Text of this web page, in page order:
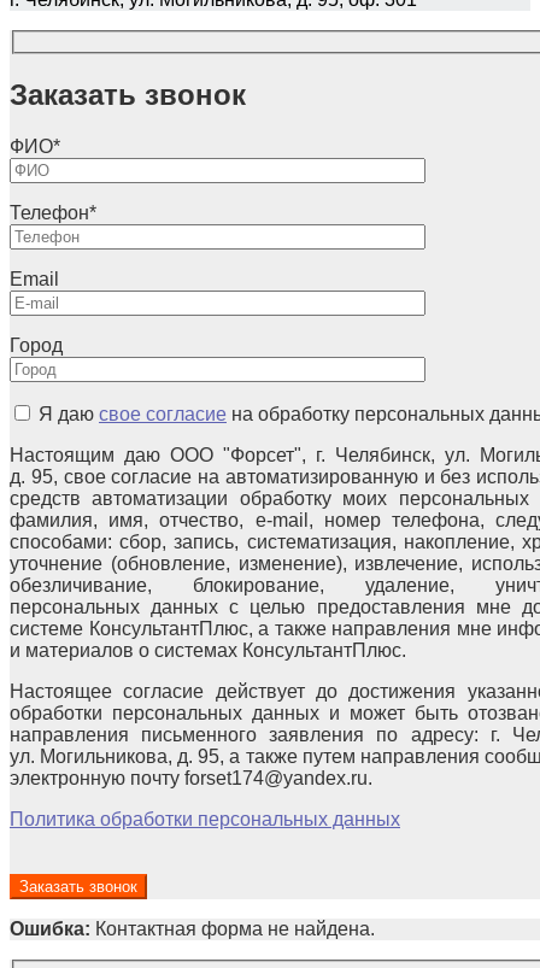
Заказать звонок
ФИО*
Телефон*
Email
Город
Я даю свое согласие на обработку персональных
Настоящим даю ООО "Форсет", г. Челябинск, ул.
д. 95, свое согласие на автоматизированную и без
средств автоматизации обработку моих персональных
фамилия, имя, отчество, e-mail, номер телефона,
способами: сбор, запись, систематизация, накопление,
уточнение (обновление, изменение), извлечение,
обезличивание, блокирование, удаление,
персональных данных с целью предоставления мне
системе КонсультантПлюс, а также направления мне
и материалов о системах КонсультантПлюс.
Настоящее согласие действует до достижения
обработки персональных данных и может быть
направления письменного заявления по адресу: г.
ул. Могильникова, д. 95, а также путем направления
электронную почту forset174@yandex.ru.
Политика обработки персональных данных
Ошибка: Контактная форма не найдена.